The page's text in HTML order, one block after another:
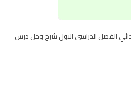
للصف الثاني الابتدائي الفصل الدراسي الاول شرح وحل درس